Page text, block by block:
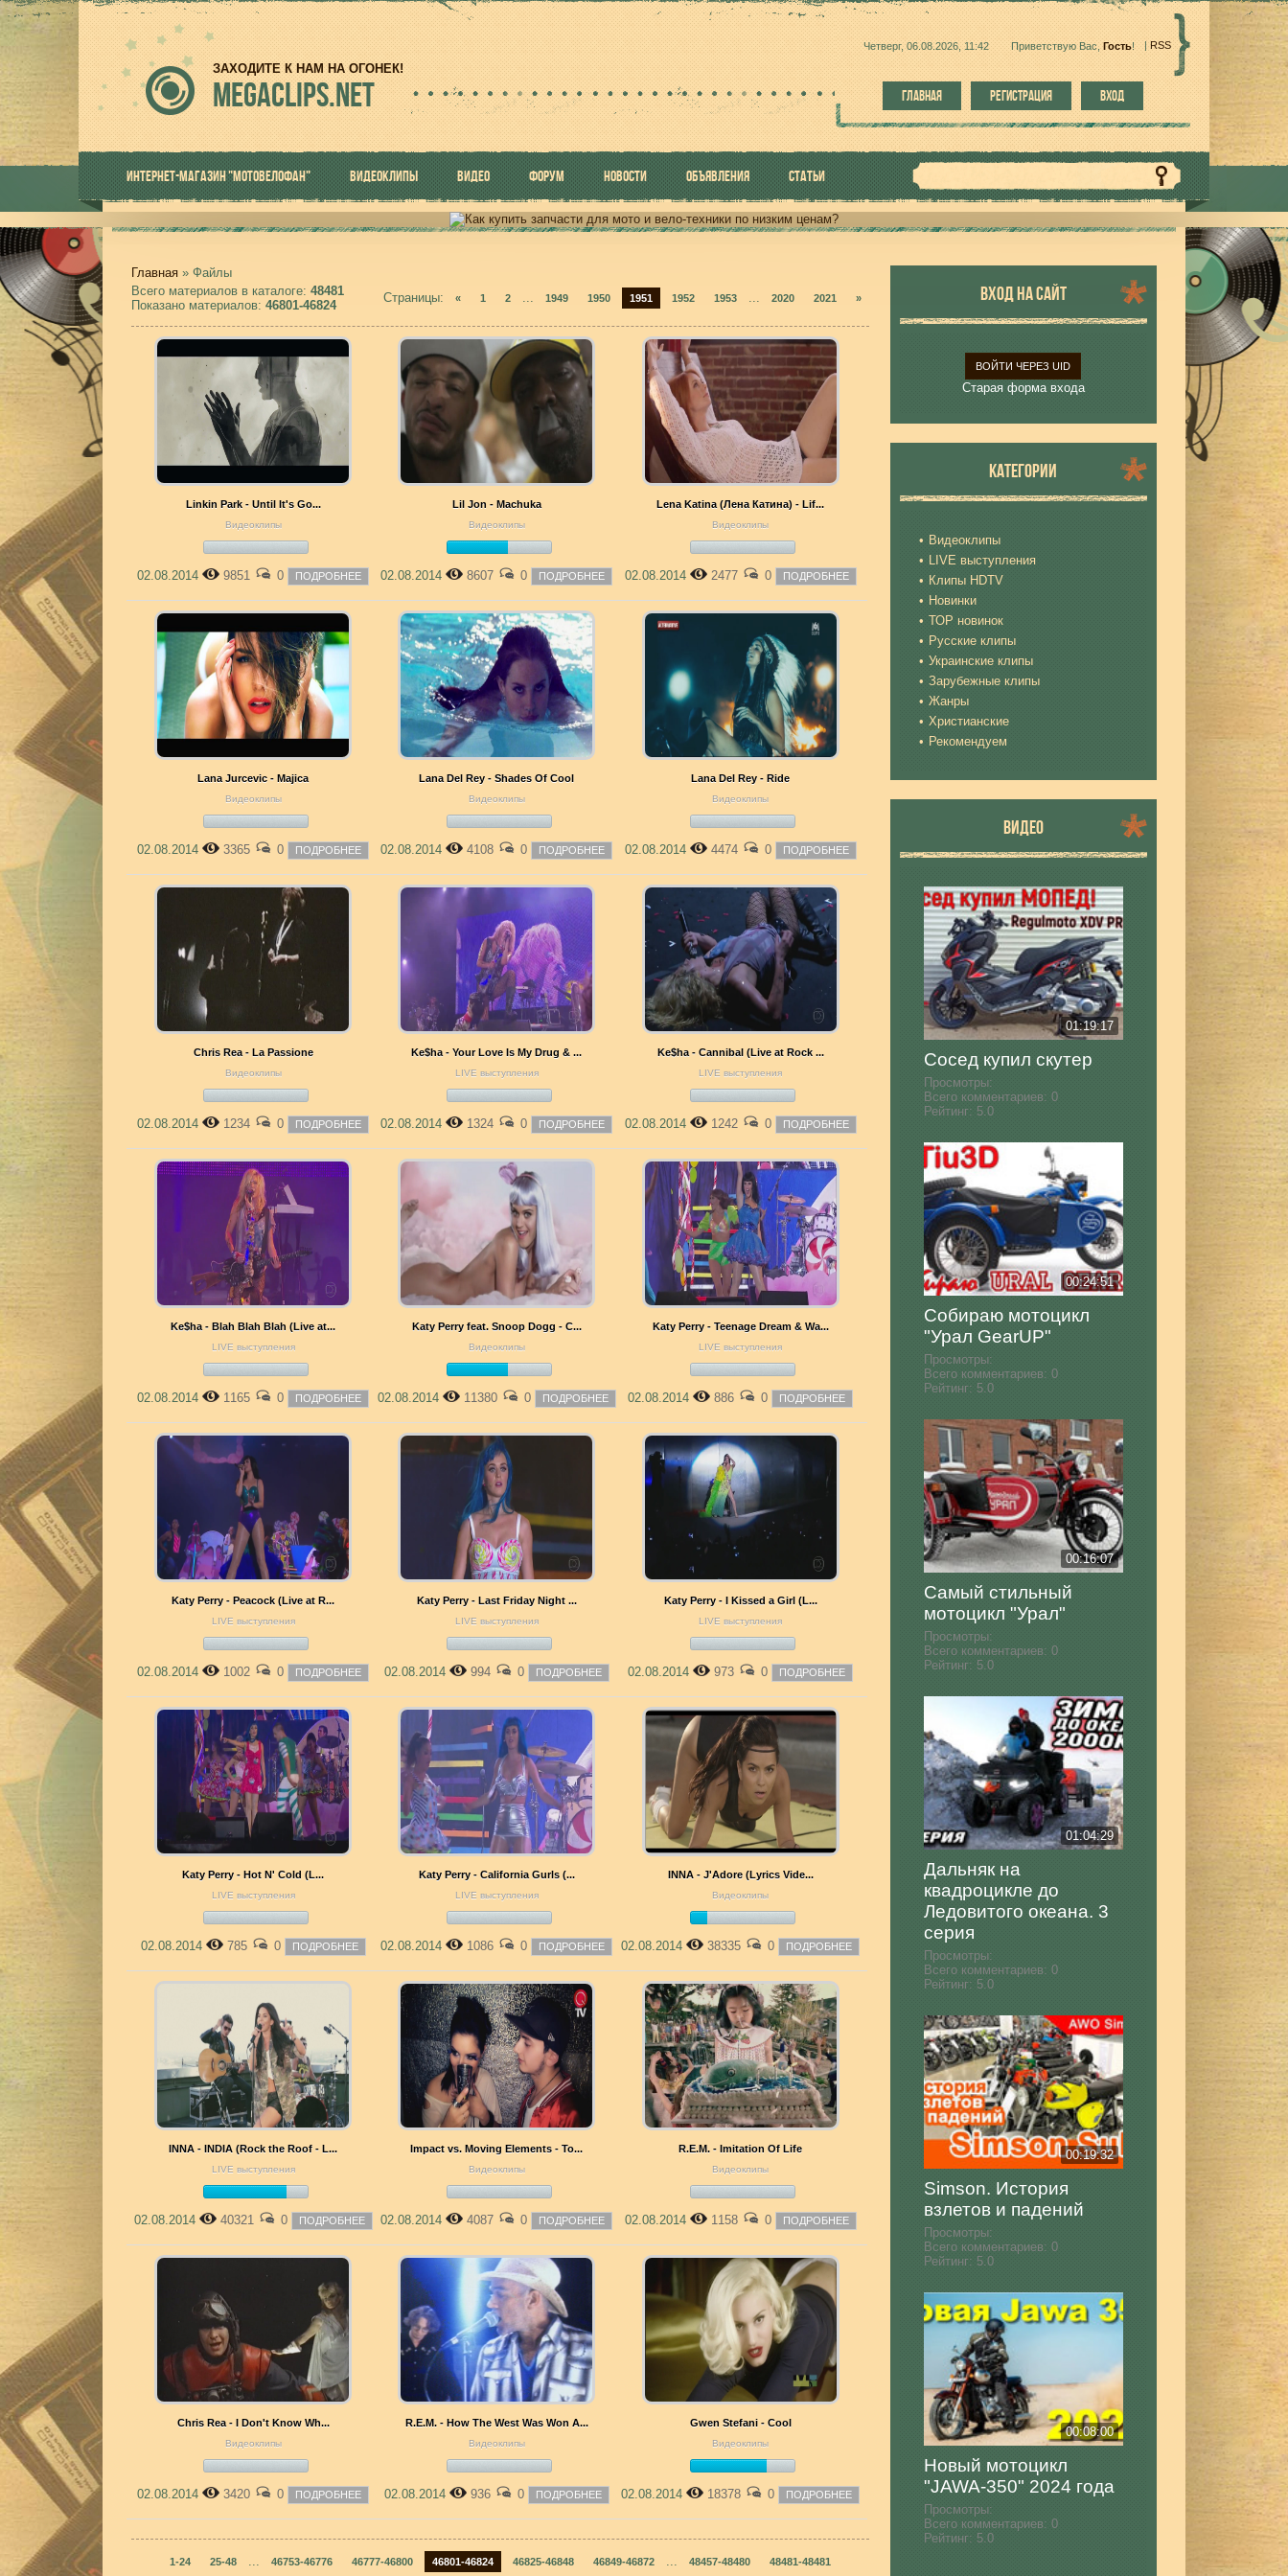
ЗАХОДИТЕ К НАМ НА ОГОНЕК!
MEGACLIPS.NET
Четверг, 06.08.2026, 11:42 Приветствую Вас Гость! | RSS
ГЛАВНАЯ РЕГИСТРАЦИЯ ВХОД
ИНТЕРНЕТ-МАГАЗИН "МОТОВЕЛОФАН" ВИДЕОКЛИПЫ ВИДЕО ФОРУМ НОВОСТИ ОБЪЯВЛЕНИЯ СТАТЬИ
Главная » Файлы
Всего материалов в каталоге: 48481
Показано материалов: 46801-46824
Страницы: « 1 2 ... 1949 1950 1951 1952 1953 ... 2020 2021 »
Linkin Park - Until It's Go...
Видеоклипы
02.08.2014 9851 0 ПОДРОБНЕЕ
Lil Jon - Machuka
Видеоклипы
02.08.2014 8607 0 ПОДРОБНЕЕ
Lena Katina (Лена Катина) - Lif...
Видеоклипы
02.08.2014 2477 0 ПОДРОБНЕЕ
Lana Jurcevic - Majica
Видеоклипы
02.08.2014 3365 0 ПОДРОБНЕЕ
Lana Del Rey - Shades Of Cool
Видеоклипы
02.08.2014 4108 0 ПОДРОБНЕЕ
Lana Del Rey - Ride
Видеоклипы
02.08.2014 4474 0 ПОДРОБНЕЕ
Chris Rea - La Passione
Видеоклипы
02.08.2014 1234 0 ПОДРОБНЕЕ
Ke$ha - Your Love Is My Drug & ...
LIVE выступления
02.08.2014 1324 0 ПОДРОБНЕЕ
Ke$ha - Cannibal (Live at Rock ...
LIVE выступления
02.08.2014 1242 0 ПОДРОБНЕЕ
Ke$ha - Blah Blah Blah (Live at...
LIVE выступления
02.08.2014 1165 0 ПОДРОБНЕЕ
Katy Perry feat. Snoop Dogg - C...
Видеоклипы
02.08.2014 11380 0 ПОДРОБНЕЕ
Katy Perry - Teenage Dream & Wa...
LIVE выступления
02.08.2014 886 0 ПОДРОБНЕЕ
Katy Perry - Peacock (Live at R...
LIVE выступления
02.08.2014 1002 0 ПОДРОБНЕЕ
Katy Perry - Last Friday Night ...
LIVE выступления
02.08.2014 994 0 ПОДРОБНЕЕ
Katy Perry - I Kissed a Girl (L...
LIVE выступления
02.08.2014 973 0 ПОДРОБНЕЕ
Katy Perry - Hot N' Cold (L...
LIVE выступления
02.08.2014 785 0 ПОДРОБНЕЕ
Katy Perry - California Gurls (...
LIVE выступления
02.08.2014 1086 0 ПОДРОБНЕЕ
INNA - J'Adore (Lyrics Vide...
Видеоклипы
02.08.2014 38335 0 ПОДРОБНЕЕ
INNA - INDIA (Rock the Roof - L...
LIVE выступления
02.08.2014 40321 0 ПОДРОБНЕЕ
Impact vs. Moving Elements - To...
Видеоклипы
02.08.2014 4087 0 ПОДРОБНЕЕ
R.E.M. - Imitation Of Life
Видеоклипы
02.08.2014 1158 0 ПОДРОБНЕЕ
Chris Rea - I Don't Know Wh...
Видеоклипы
02.08.2014 3420 0 ПОДРОБНЕЕ
R.E.M. - How The West Was Won A...
Видеоклипы
02.08.2014 936 0 ПОДРОБНЕЕ
Gwen Stefani - Cool
Видеоклипы
02.08.2014 18378 0 ПОДРОБНЕЕ
1-24 25-48 ... 46753-46776 46777-46800 46801-46824 46825-46848 46849-46872 ... 48457-48480 48481-48481
ВХОД НА САЙТ
ВОЙТИ ЧЕРЕЗ UID
Старая форма входа
КАТЕГОРИИ
Видеоклипы
LIVE выступления
Клипы HDTV
Новинки
ТОР новинок
Русские клипы
Украинские клипы
Зарубежные клипы
Жанры
Христианские
Рекомендуем
ВИДЕО
01:19:17
Сосед купил скутер
Просмотры:
Всего комментариев: 0
Рейтинг: 5.0
00:24:51
Собираю мотоцикл
"Урал GearUP"
Просмотры:
Всего комментариев: 0
Рейтинг: 5.0
00:16:07
Самый стильный
мотоцикл "Урал"
Просмотры:
Всего комментариев: 0
Рейтинг: 5.0
01:04:29
Дальняк на
квадроцикле до
Ледовитого океана. 3
серия
Просмотры:
Всего комментариев: 0
Рейтинг: 5.0
00:19:32
Simson. История
взлетов и падений
Просмотры:
Всего комментариев: 0
Рейтинг: 5.0
00:08:00
Новый мотоцикл
"JAWA-350" 2024 года
Просмотры:
Всего комментариев: 0
Рейтинг: 5.0